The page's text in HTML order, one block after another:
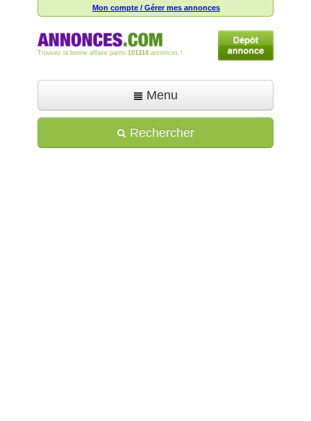
Mon compte / Gérer mes annonces
Trouvez la bonne affaire parmi 101314 annonces !
Menu
Déposer une annonce
Rechercher